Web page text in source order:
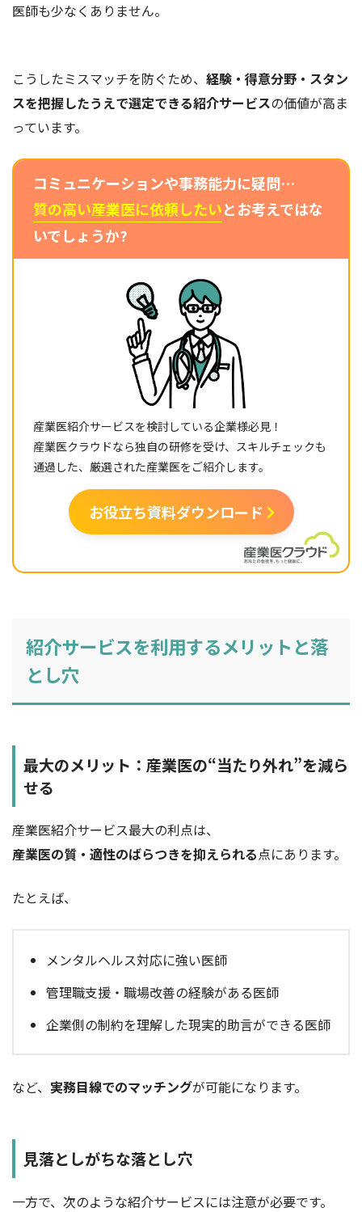
医師も少なくありません。
こうしたミスマッチを防ぐため、 経験・得意分野・スタン
スを把握したうえで選定できる紹介サービスの価値が高ま
っています。
コミュニケーションや事務能力に疑問…
質の高い産業医に依頼したいとお考えではな
いでしょうか?
産業医紹介サービスを検討している企業様必見！
産業医クラウドなら独自の研修を受け、スキルチェックも
通過した、厳選された産業医をご紹介します。
お役立ち資料ダウンロード
紹介サービスを利用するメリットと落
とし穴
最大のメリット：産業医の“当たり外れ”を減ら
せる
産業医紹介サービス最大の利点は、
産業医の質・適性のばらつきを抑えられる点にあります。
たとえば、
メンタルヘルス対応に強い医師
管理職支援・職場改善の経験がある医師
企業側の制約を理解した現実的助言ができる医師
など、 実務目線でのマッチングが可能になります。
見落としがちな落とし穴
一方で、次のような紹介サービスには注意が必要です。